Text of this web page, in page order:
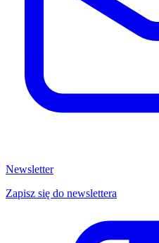
Newsletter
Zapisz się do newslettera